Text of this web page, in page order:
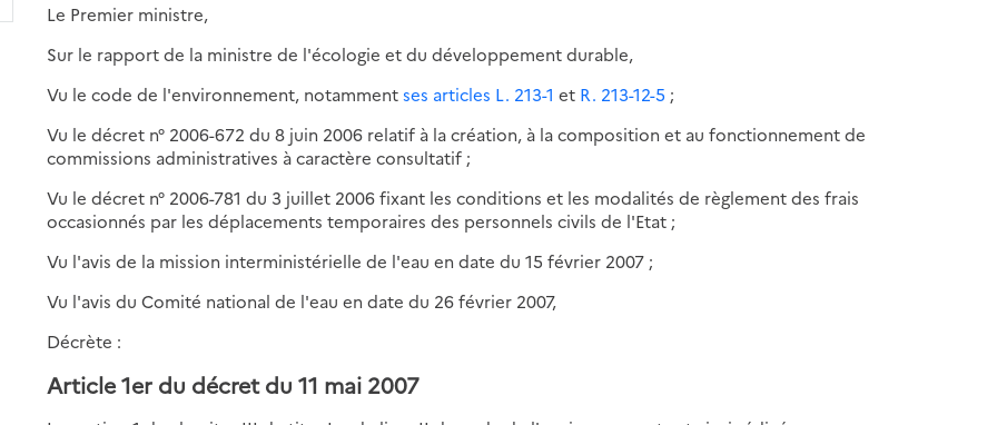
Le Premier ministre,
Sur le rapport de la ministre de l'écologie et du développement durable,
Vu le code de l'environnement, notammentses articles L. 213-1 et R. 213-12-5 ;
Vu le décret n° 2006-672 du 8 juin 2006 relatif à la création, à la composition et au fonctionnement de
commissions administratives à caractère consultatif ;
Vu le décret n° 2006-781 du 3 juillet 2006 fixant les conditions et les modalités de règlement des frais
occasionnés par les déplacements temporaires des personnels civils de l'Etat ;
Vu l'avis de la mission interministérielle de l'eau en date du 15 février 2007 ;
Vu l'avis du Comité national de l'eau en date du 26 février 2007,
Décrète :
Article 1er du décret du 11 mai 2007